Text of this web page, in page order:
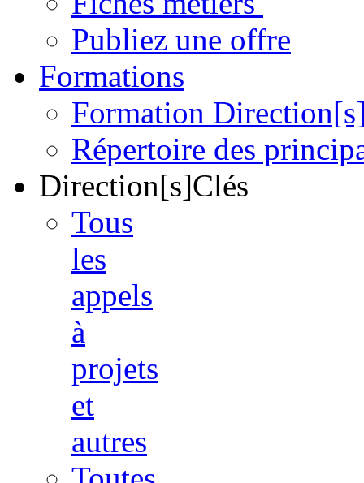
Publiez une offre
Formations
Formation
Répertoire des
Direction[s]Clés
Tous
les
appels
à
projets
et
autres